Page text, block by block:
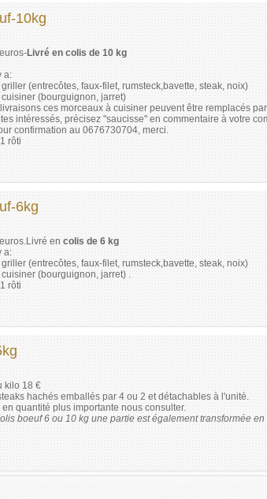
10kg
Livré en colis de 10 kg
a:
(entrecôtes, faux-filet, rumsteck,bavette, steak, noix)
(bourguignon, jarret)
ces morceaux à cuisiner peuvent être remplacés
intéressés, précisez "saucisse" en commentaire à votre
confirmation au 0676730704, merci.
rôti
6kg
encolis de 6 kg
a:
(entrecôtes, faux-filet, rumsteck,bavette, steak, noix)
(bourguignon, jarret) .
rôti
kilo 18 €
hachés emballés par 4 ou 2 et détachables à l'unité.
quantité plus importante nous consulter.
boeuf 6 ou 10 kg une partie est également transformée en